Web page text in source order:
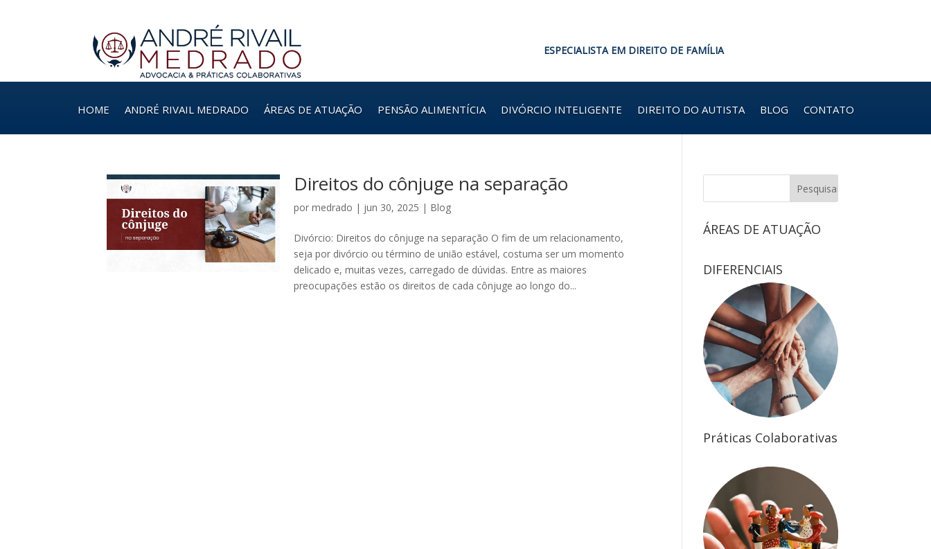
ESPECIALISTA EM DIREITO DE FAMÍLIA
HOME ANDRÉ RIVAIL MEDRADO ÁREAS DE ATUAÇÃO PENSÃO ALIMENTÍCIA DIVÓRCIO INTELIGENTE DIREITO DO AUTISTA BLOG CONTATO
Direitos do cônjuge na separação
pormedrado | jun 30, 2025 | Blog
Divórcio: Direitos do cônjuge na separação O fim de um relacionamento,
seja por divórcio ou término de união estável, costuma ser um momento
delicado e, muitas vezes, carregado de dúvidas. Entre as maiores
preocupações estão os direitos de cada cônjuge ao longo do...
ÁREAS DE ATUAÇÃO
DIFERENCIAIS
Práticas Colaborativas